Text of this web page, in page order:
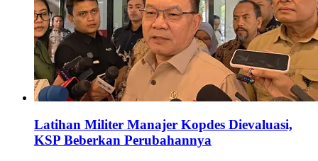
Latihan Militer Manajer Kopdes Dievaluasi,
KSP Beberkan Perubahannya